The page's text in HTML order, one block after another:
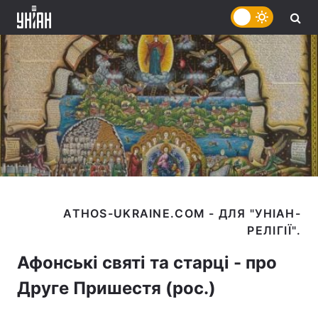
ATHOS-UKRAINE.COM - ДЛЯ "УНІАН-
Афонські святі та старці - про
Друге Пришестя (рос.)